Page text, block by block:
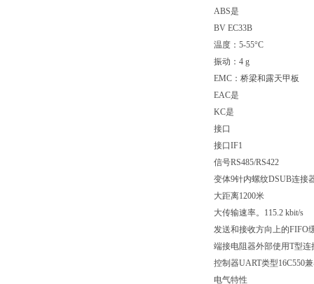
ABS是
BV EC33B
温度：5-55°C
振动：4 g
EMC：桥梁和露天甲板
EAC是
KC是
接口
接口IF1
信号RS485/RS422
变体9针内螺纹DSUB连接
大距离1200米
大传输速率。115.2 kbit/s
发送和接收方向上的FIFO
端接电阻器外部使用T型连
控制器UART类型16C550
电气特性